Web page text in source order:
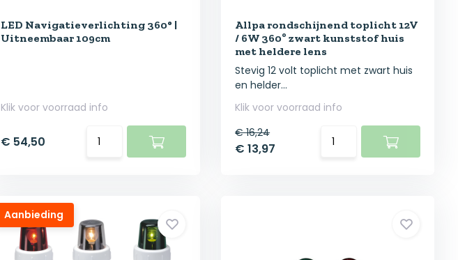
LED Navigatieverlichting 360° |
Uitneembaar 109cm
Klik voor voorraad info
€ 54,50
Allpa rondschijnend toplicht 12V
/ 6W 360º zwart kunststof huis
met heldere lens
Stevig 12 volt toplicht met zwart huis
en helder...
Klik voor voorraad info
€ 16,24
€ 13,97
Aanbieding